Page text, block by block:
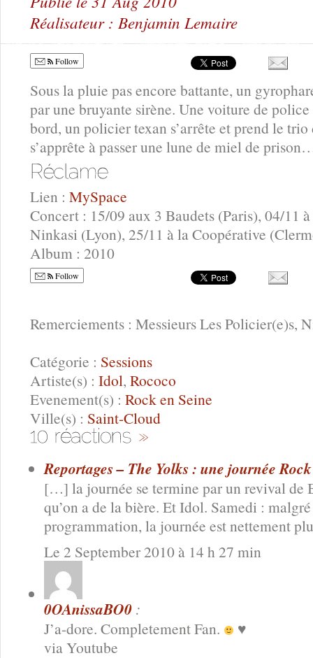
Réalisateur : Benjamin Lemaire
Follow
Sous la pluie pas encore battante, un
par une bruyante sirène. Une voiture de police
bord, un policier texan s’arrête et prend le
s’apprête à passer une lune de miel de
Lien : MySpace
Concert : 15/09 aux 3 Baudets (Paris), 04/11
Ninkasi (Lyon), 25/11 à la Coopérative
Album : 2010
Follow
Remerciements : Messieurs Les Policier(e)s,
Catégorie : Sessions
Artiste(s) : Idol, Rococo
Evenement(s) : Rock en Seine
Ville(s) : Saint-Cloud
Reportages – The Yolks : une journée
[…] la journée se termine par un revival de
qu’on a de la bière. Et Idol. Samedi :
programmation, la journée est nettement
Le 2 September 2010 à 14 h 27 min
0OAnissaBO0 :
J’a-dore. Completement Fan.
♥
via Youtube